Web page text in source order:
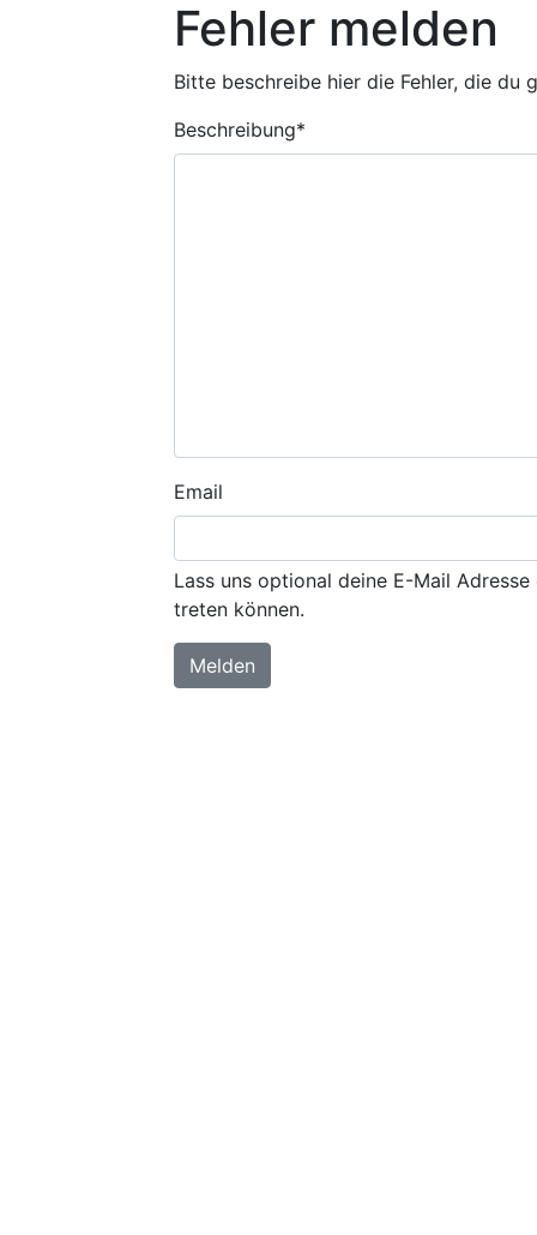
Fehler melden
Bitte beschreibe hier die Fehler, die du
Beschreibung*
Email
Lass uns optional deine E-Mail
treten können.
Melden